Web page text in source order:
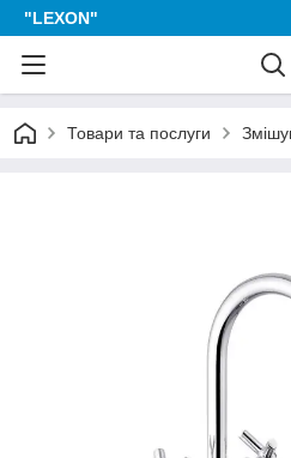
"LEXON"
Товари та послуги